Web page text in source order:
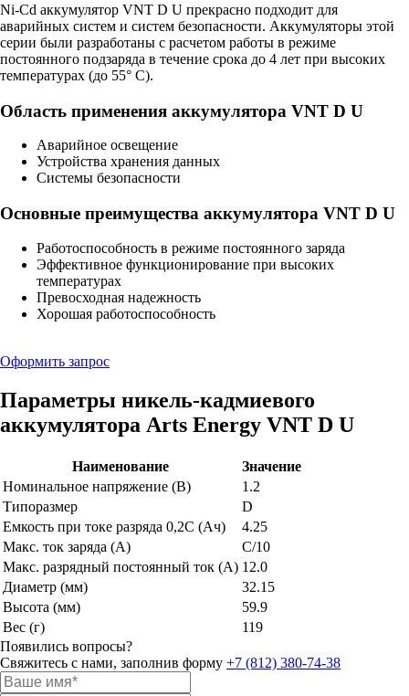
Ni-Cd аккумулятор VNT D U прекрасно подходит для
аварийных систем и систем безопасности. Аккумуляторы этой
серии были разработаны с расчетом работы в режиме
постоянного подзаряда в течение срока до 4 лет при высоких
температурах (до 55° С).
Область применения аккумулятора VNT D U
Аварийное освещение
Устройства хранения данных
Системы безопасности
Основные преимущества аккумулятора VNT D U
Работоспособность в режиме постоянного заряда
Эффективное функционирование при высоких
температурах
Превосходная надежность
Хорошая работоспособность
Оформить запрос
Параметры никель-кадмиевого
аккумулятора Arts Energy VNT D U
Наименование
Значение
Номинальное напряжение (В)
1.2
Типоразмер
D
Емкость при токе разряда 0,2С (Ач)
4.25
Макс. ток заряда (А)
C/10
Макс. разрядный постоянный ток (А) 12.0
Диаметр (мм)
32.15
Высота (мм)
59.9
Вес (г)
119
Появились вопросы?
Свяжитесь с нами, заполнив форму +7 (812) 380-74-38